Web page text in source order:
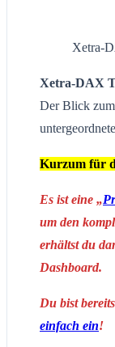
Xetra-
Xetra-DAX
Der Blick
Kurzum für
Es ist eine „
um den
erhältst du
Dashboard.
Du bist
einfach ein!